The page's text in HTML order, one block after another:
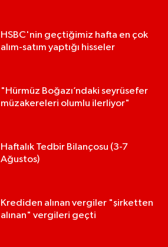
HSBC'nin geçtiğimiz hafta en çok
alım-satım yaptığı hisseler
"Hürmüz Boğazı’ndaki seyrüsefer
müzakereleri olumlu ilerliyor"
Haftalık Tedbir Bilançosu (3-7
Ağustos)
Krediden alınan vergiler "şirketten
alınan" vergileri geçti